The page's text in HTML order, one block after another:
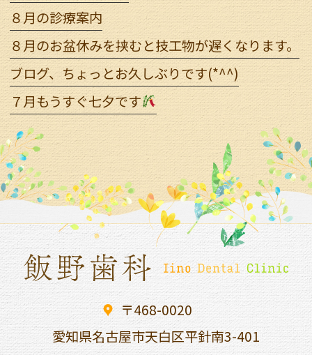
８月の診療案内
８月のお盆休みを挟むと技工物が遅くなります。
ブログ、ちょっとお久しぶりです(*^^)
７月もうすぐ七夕です
〒468-0020
愛知県名古屋市天白区平針南3-401